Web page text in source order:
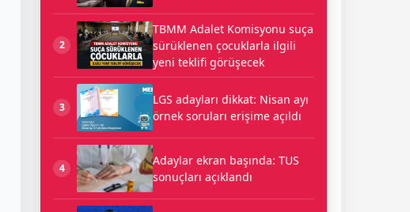
2
TBMM Adalet Komisyonu suça
sürüklenen çocuklarla ilgili
yeni teklifi görüşecek
3
LGS adayları dikkat: Nisan ayı
örnek soruları erişime açıldı
4
Adaylar ekran başında: TUS
sonuçları açıklandı